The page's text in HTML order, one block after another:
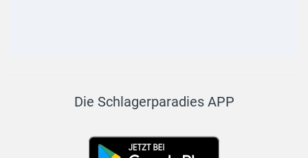
Die Schlagerparadies APP